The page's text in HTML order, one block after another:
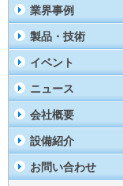
業界事例
製品・技術
イベント
ニュース
会社概要
設備紹介
お問い合わせ